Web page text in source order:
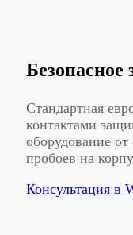
Безопасное
Стандартная
контактами
оборудование от
пробоев на
Консультация в